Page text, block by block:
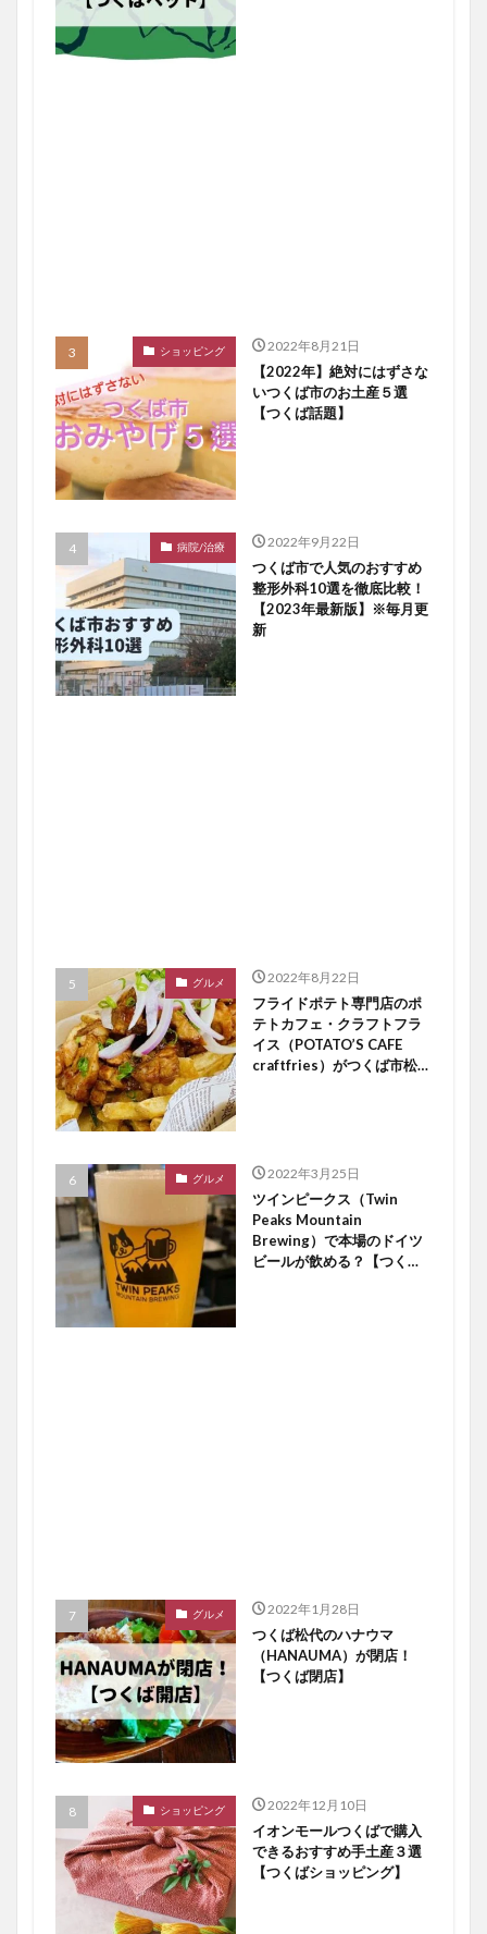
ショッピング 2022年8月21日
【2022年】絶対にはずさな
いつくば市のお土産５選
【つくば話題】
病院/治療 2022年9月22日
つくば市で人気のおすすめ
整形外科10選を徹底比較！
【2023年最新版】※毎月更
新
グルメ 2022年8月22日
フライドポテト専門店のポ
テトカフェ・クラフトフラ
イス（POTATO’S CAFE
craftfries）がつくば市松代
グルメ 2022年3月25日
ツインピークス（Twin
Peaks Mountain
Brewing）で本場のドイツ
ビールが飲める？【つくば
グルメ 2022年1月28日
つくば松代のハナウマ
（HANAUMA）が閉店！
【つくば閉店】
ショッピング 2022年12月10日
イオンモールつくばで購入
できるおすすめ手土産３選
【つくばショッピング】